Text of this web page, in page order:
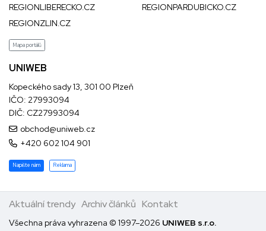
REGIONLIBERECKO.CZ
REGIONPARDUBICKO.CZ
REGIONZLIN.CZ
Mapa portálů
UNIWEB
Kopeckého sady 13, 301 00 Plzeň
IČO: 27993094
DIČ: CZ27993094
obchod@uniweb.cz
+420 602 104 901
Napište nám Reklama
Aktuální trendy Archiv článků Kontakt
Všechna práva vyhrazena © 1997–2026 UNIWEB s.r.o.